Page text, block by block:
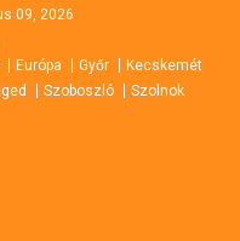
09, 2026
Európa Győr
Kecskemét
Szoboszló Szolnok